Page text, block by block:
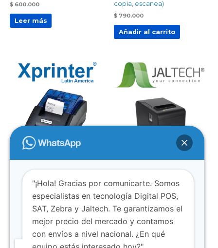
$ 600.000
Leer más
copia, escanea)
$ 790.000
Añadir al carrito
IMPRESORAS
NEOTEK XPrinter 57mm
80.000
Añadir al carrito
AGOTADO
IMPRESORAS
$100.000
Leer más
"¡Hola! Gracias por comunicarte. Somos
especialistas en tecnología Digital POS,
SAT, Zebra y Jaltech. Te garantizamos el
mejor precio del mercado y contamos
con envíos a nivel nacional. ¿En qué